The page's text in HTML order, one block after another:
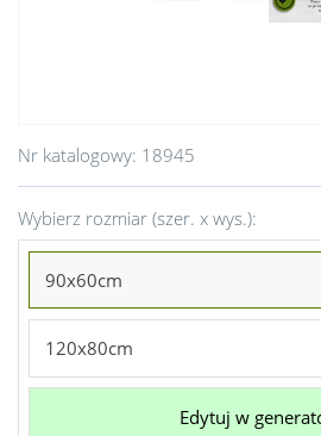
Nr katalogowy: 18945
Wybierz rozmiar (szer. x wys.):
90x60cm
120x80cm
Edytuj w